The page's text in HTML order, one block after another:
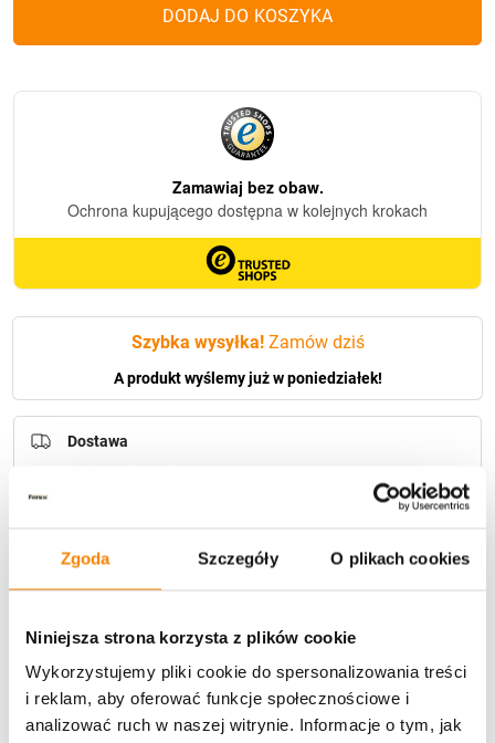
Zgoda Szczegóły O plikach cookies
Niniejsza strona korzysta z plików cookie
Wykorzystujemy pliki cookie do spersonalizowania treści
i reklam, aby oferować funkcje społecznościowe i
analizować ruch w naszej witrynie. Informacje o tym, jak
Dostawa
U Ciebie zwykle za1-3 dni
Metody płatności
Szybka wysyłka!Zamów dziś
A produkt wyślemy już w poniedziałek!
Ramka
DODAJ DO KOSZYKA